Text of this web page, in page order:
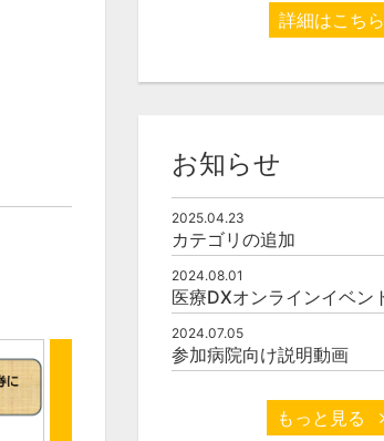
詳細はこちら
お知らせ
2025.04.23
カテゴリの追加
2024.08.01
2024.07.05
参加病院向け説明動画
もっと見る